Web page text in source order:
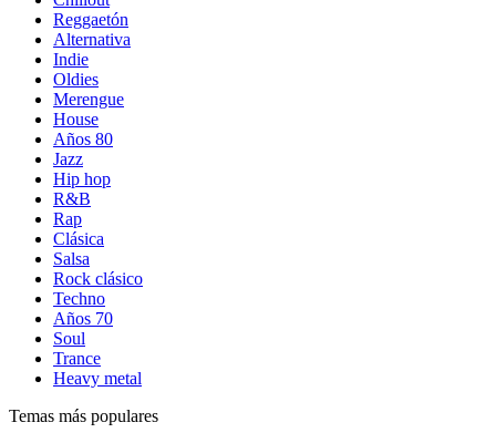
Reggaetón
Alternativa
Indie
Oldies
Merengue
House
Años 80
Jazz
Hip hop
R&B
Rap
Clásica
Salsa
Rock clásico
Techno
Años 70
Soul
Trance
Heavy metal
Temas más populares